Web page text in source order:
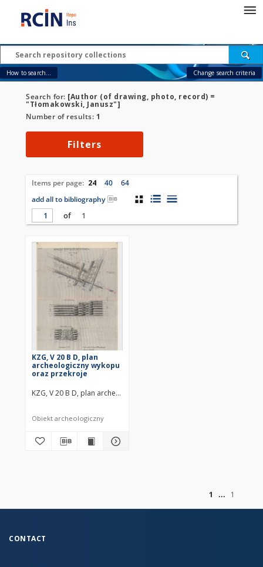
How to search... Change search criteria
Search for: [Author (of drawing, photo, record) =
"Tłomakowski, Janusz"]
Number of results: 1
Filters
Items per page: 24 40
64
add all to bibliography
of
1
KZG, V 20 B D, plan
archeologiczny wykopu
oraz przekroje
KZG, V 20 B D, plan archeologiczny wykopu oraz przekroje
Obiekt archeologiczny
1
1
CONTACT